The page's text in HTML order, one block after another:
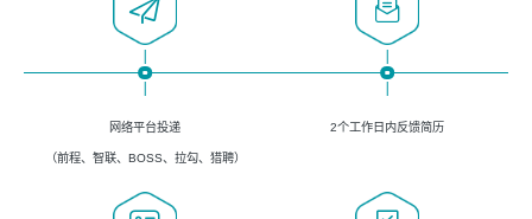
网络平台投递
（前程、智联、BOSS、拉勾、猎聘）
2个工作日内反馈简历